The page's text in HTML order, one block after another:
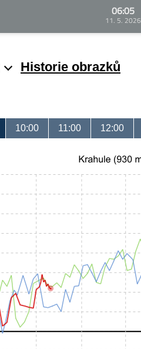
06:05
11. 5. 2026
Historie obrazků
10:00 11:00 12:00